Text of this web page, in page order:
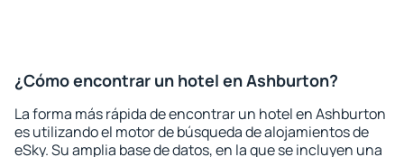
¿Cómo encontrar un hotel en Ashburton?
La forma más rápida de encontrar un hotel en Ashburton
es utilizando el motor de búsqueda de alojamientos de
eSky. Su amplia base de datos, en la que se incluyen una